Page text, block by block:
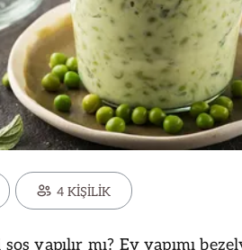
4 KİŞİLİK
yapılır mı? Ev yapımı